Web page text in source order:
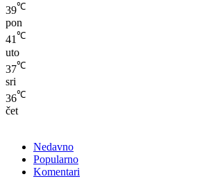
39℃
pon
41℃
uto
37℃
sri
36℃
čet
Nedavno
Popularno
Komentari